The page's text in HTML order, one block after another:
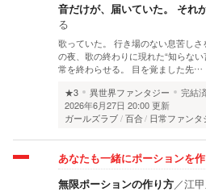
音だけが、届いていた。 それ
る
歌っていた。 行き場のない息苦し
の夜、歌の終わりに現れた“知らな
常を終わらせる。 目を覚ました先…
★3
異世界ファンタジー 完結
2026年6月27日 20:00 更新
ガールズラブ 百合 日常ファンタ
あなたも一緒にポーションを作
無限ポーションの作り方／江